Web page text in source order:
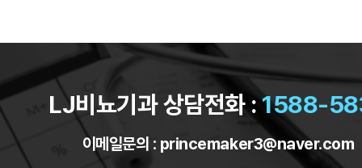
LJ비뇨기과 상담전화 :1588-
이메일문의 : princemaker3@naver.com